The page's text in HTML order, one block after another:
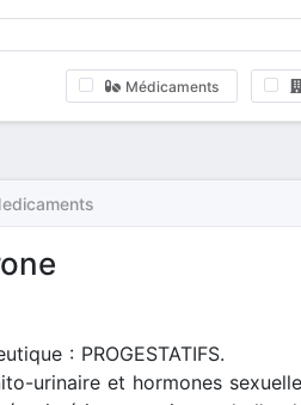
Médicaments
: PROGESTATIFS.
urinaire et hormones